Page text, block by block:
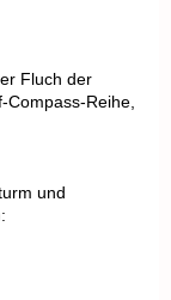
Fluch der
Reihe,
und